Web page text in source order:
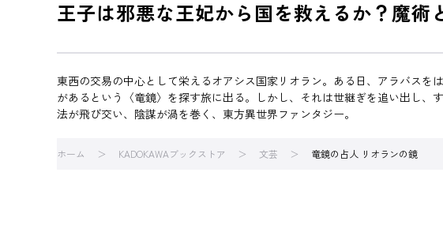
王子は邪悪な王妃から国を救えるか？魔術
東西の交易の中心として栄えるオアシス国家リオラン。ある日、アラバス
があるという〈竜鏡〉を探す旅に出る。しかし、それは世継ぎを追い出し
法が飛び交い、陰謀が渦を巻く、東方異世界ファンタジー。
ホーム KADOKAWAブックストア 文芸 竜鏡の占人 リオランの鏡